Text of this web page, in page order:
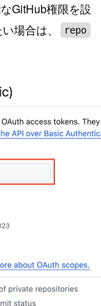
GitHub権限を設
場合は、
repo